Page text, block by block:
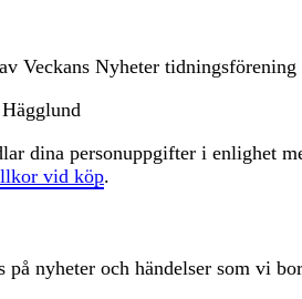
Veckans Nyheter
dina personuppgifter i enlighet
vid köp.
på nyheter och händelser som vi